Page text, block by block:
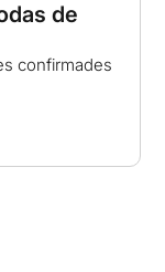
de
confirmades